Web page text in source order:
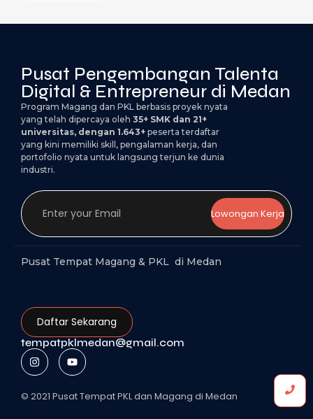
Pusat Pengembangan Talenta
Digital & Entrepreneur di Medan
Program Magang dan PKL berbasis proyek nyata
yang telah dipercaya oleh 35+ SMK dan 21+
universitas, dengan 1.643+ peserta terdaftar
yang kini memiliki skill, pengalaman kerja, dan
portofolio nyata untuk langsung terjun ke dunia
industri.
Lowongan Kerja
Pusat Tempat Magang & PKL di Medan
Daftar Sekarang
tempatpklmedan@gmail.com
© 2021 Pusat Tempat PKL dan Magang di Medan